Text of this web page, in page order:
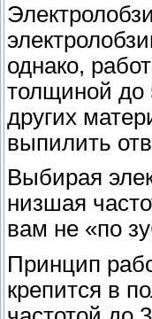
однако,
толщиной до
других
выпилить
Выбирая
низшая
вам не «по
Принцип
крепится в